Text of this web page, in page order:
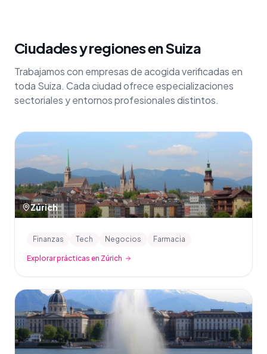
Ciudades y regiones en Suiza
Trabajamos con empresas de acogida verificadas en
toda Suiza. Cada ciudad ofrece especializaciones
sectoriales y entornos profesionales distintos.
Zúrich
Finanzas Tech Negocios Farmacia
Explorar prácticas en Zúrich